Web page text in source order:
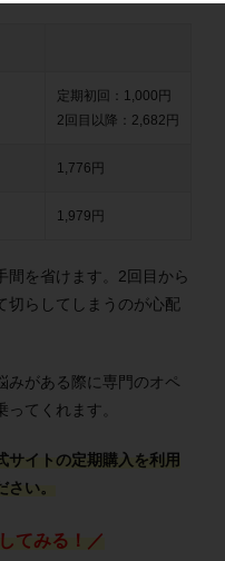
定期初回：1,000円
2回目以降：2,682円
1,776円
1,979円
間を省けます。2回目から
切らしてしまうのが心配
みがある際に専門のオペ
てくれます。
サイトの定期購入を利用
い。
てみる！／